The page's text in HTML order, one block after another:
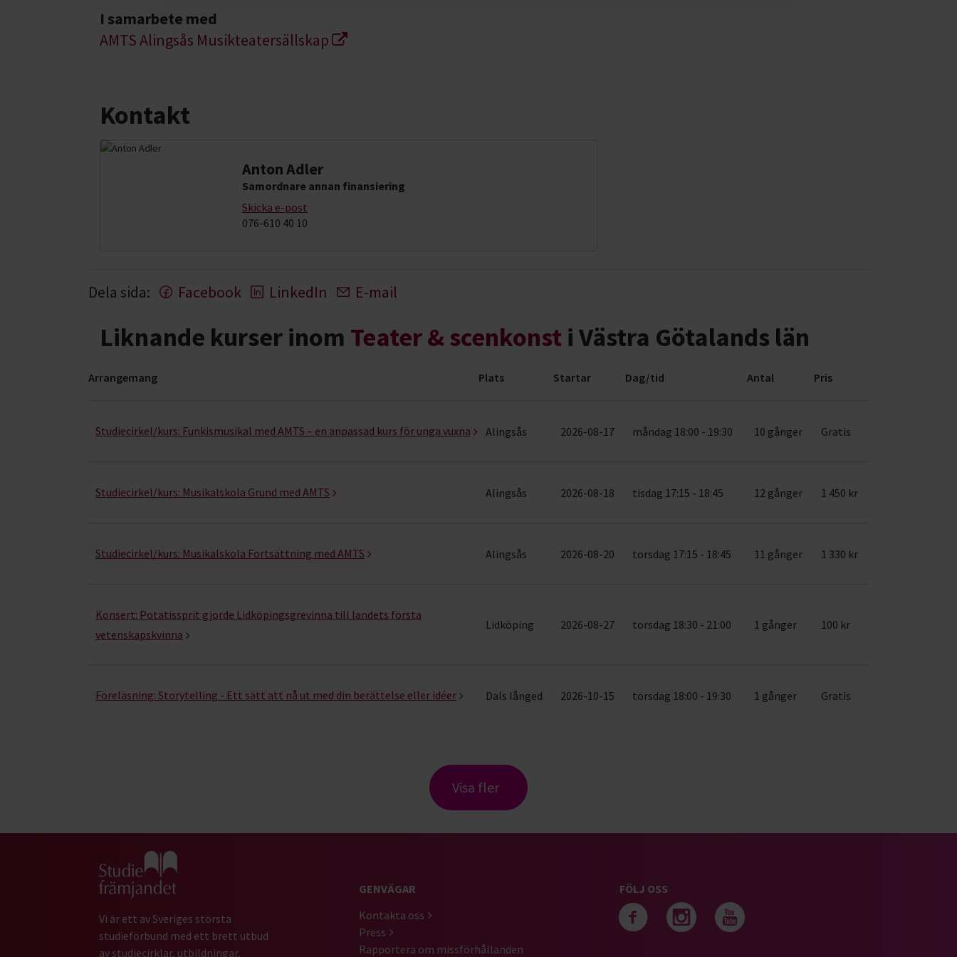
I samarbete med
AMTS Alingsås Musikteatersällskap
Kontakt
Anton Adler
Samordnare annan finansiering
Skicka e-post
076-610 40 10
Dela sida: Facebook LinkedIn E-mail
Liknande kurser inom Teater & scenkonst i Västra Götalands län
Arrangemang Plats Startar Dag/tid Antal Pris
Studiecirkel/kurs: Funkismusikal med AMTS – en anpassad kurs för unga vuxna Alingsås 2026-08-17 måndag 18:00 - 19:30 10 gånger Gratis
Studiecirkel/kurs: Musikalskola Grund med AMTS Alingsås 2026-08-18 tisdag 17:15 - 18:45 12 gånger 1 450 kr
Studiecirkel/kurs: Musikalskola Fortsättning med AMTS Alingsås 2026-08-20 torsdag 17:15 - 18:45 11 gånger 1 330 kr
Konsert: Potatissprit gjorde Lidköpingsgrevinna till landets första
vetenskapskvinna
Lidköping 2026-08-27 torsdag 18:30 - 21:00 1 gånger 100 kr
Föreläsning: Storytelling - Ett sätt att nå ut med din berättelse eller idéer Dals långed 2026-10-15 torsdag 18:00 - 19:30 1 gånger Gratis
Visa fler
Gå till studiefrämjandets startsida
Vi är ett av Sveriges största
studieförbund med ett brett utbud
av studiecirklar, utbildningar,
GENVÄGAR
Kontakta oss
Press
Rapportera om missförhållanden
FÖLJ OSS
Följ oss på facebook
Följ oss på instagram
Följ oss på youtube